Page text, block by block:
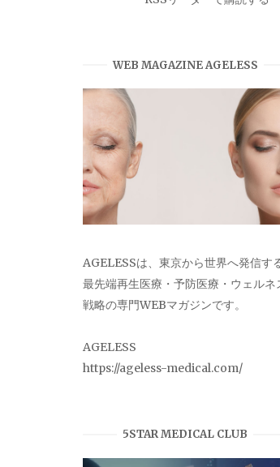
WEB MAGAZINE AGELESS
AGELESSは、東京から世界へ発信す
最先端再生医療・予防医療・ウェルネ
戦略の専門WEBマガジンです。
AGELESS
https://ageless-medical.com/
5STAR MEDICAL CLUB